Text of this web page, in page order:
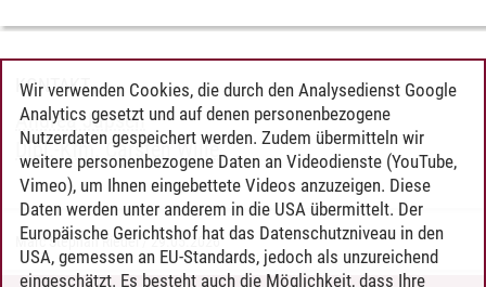
KONTAKT
Andrea Japsen
Dipl.-Kfm. Carsten Wille
Marc Stephan Riedel/29.05.2026
Wir verwenden Cookies, die durch den Analysedienst Google
Analytics gesetzt und auf denen personenbezogene
Nutzerdaten gespeichert werden. Zudem übermitteln wir
weitere personenbezogene Daten an Videodienste (YouTube,
Vimeo), um Ihnen eingebettete Videos anzuzeigen. Diese
Daten werden unter anderem in die USA übermittelt. Der
Europäische Gerichtshof hat das Datenschutzniveau in den
USA, gemessen an EU-Standards, jedoch als unzureichend
eingeschätzt. Es besteht auch die Möglichkeit, dass Ihre